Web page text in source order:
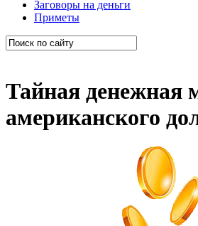
Заговоры на деньги
Приметы
Тайная денежная
американского